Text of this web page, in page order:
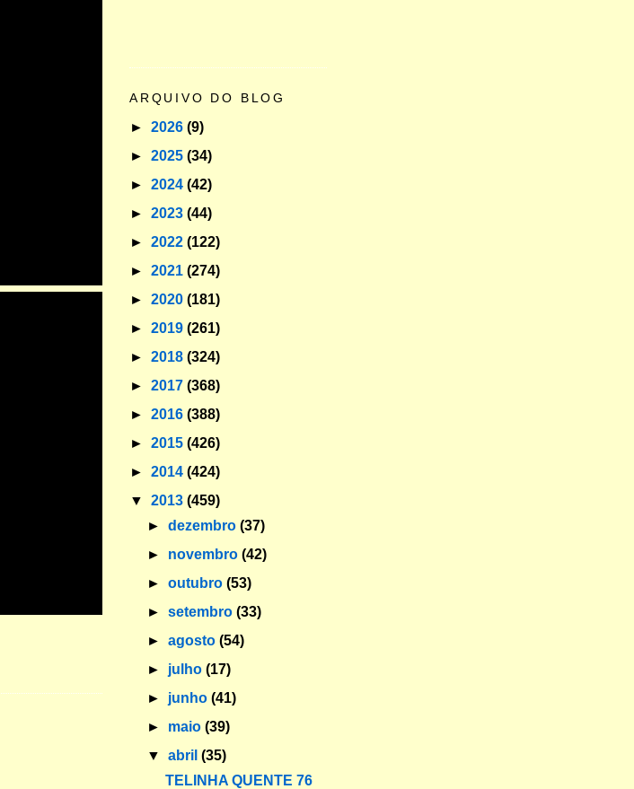
ARQUIVO DO BLOG
► 2026 (9)
► 2025 (34)
► 2024 (42)
► 2023 (44)
► 2022 (122)
► 2021 (274)
► 2020 (181)
► 2019 (261)
► 2018 (324)
► 2017 (368)
► 2016 (388)
► 2015 (426)
► 2014 (424)
▼ 2013 (459)
►dezembro(37)
► novembro(42)
►outubro(53)
►setembro(33)
►agosto(54)
► julho(17)
► junho(41)
► maio(39)
▼abril(35)
TELINHA QUENTE 76